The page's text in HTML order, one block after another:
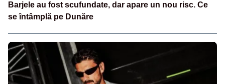
Barjele au fost scufundate, dar apare un nou risc. Ce
se întâmplă pe Dunăre